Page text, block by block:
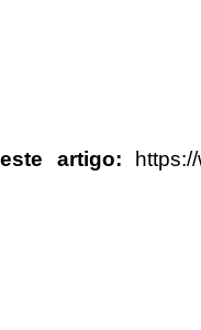
artigo: